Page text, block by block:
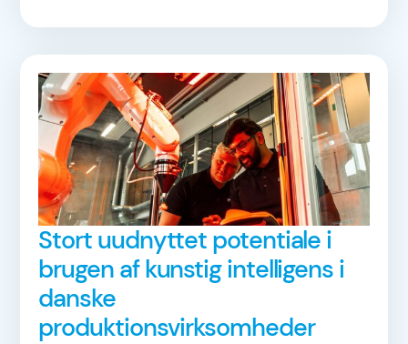
Stort uudnyttet potentiale i
brugen af kunstig intelligens i
danske
produktionsvirksomheder